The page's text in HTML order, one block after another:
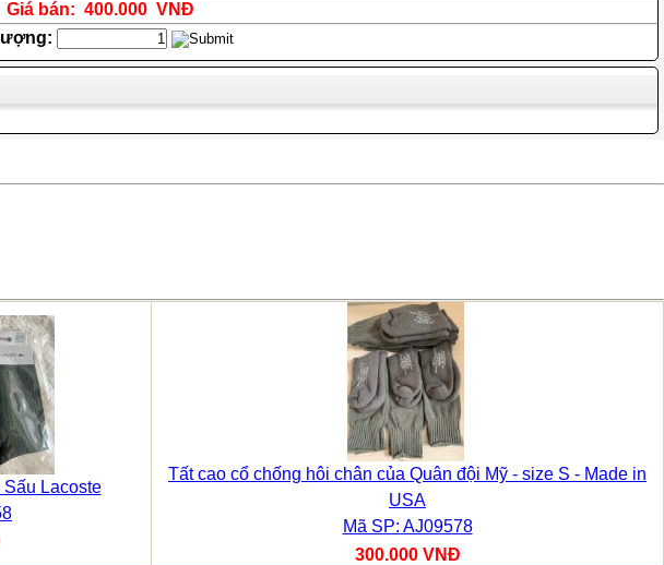
Giá bán: 400.000 VNĐ
Lacoste
Tất cao cổ chống hôi chân của Quân đội Mỹ - size S - Made in
USA
Mã SP: AJ09578
300.000 VNĐ